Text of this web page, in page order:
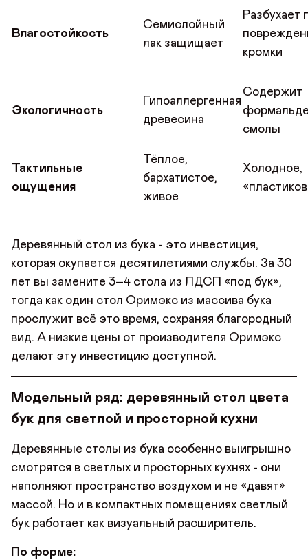
Влагостойкость
Семислойный
лак защищает
Разбухает
кромки
Экологичность
Гипоаллергенная
древесина
Содержит
смолы
Тактильные
ощущения
Тёплое,
бархатистое,
живое
Холодное,
Деревянный стол из бука - это инвестиция,
которая окупается десятилетиями службы. За 30
лет вы замените 3–4 стола из ЛДСП «под бук»,
тогда как один стол Оримэкс из массива бука
прослужит всё это время, сохраняя благородный
вид. А низкие цены от производителя Оримэкс
делают эту инвестицию доступной.
Модельный ряд: деревянный стол цвета
бук для светлой и просторной кухни
Деревянные столы из бука особенно выигрышно
смотрятся в светлых и просторных кухнях - они
наполняют пространство воздухом и не «давят»
массой. Но и в компактных помещениях светлый
бук работает как визуальный расширитель.
По форме: